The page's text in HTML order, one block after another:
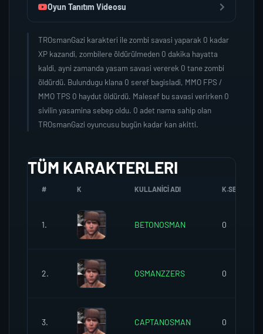
Oyun Tanıtım Videosu
TROsmanGazi karakteri ile zombi savasi yaparak 0 kadar
XP kazandi, zombilere öldürülmeden 0 dakika hayatta
kaldi, ayni zamanda yasam savasi vererek 0 tane zombi
öldürdü. Bulundugu klana 0 seref bagisladi, MMO FPS /
MMO TPS 0 haydut öldürdü. Malesef bu savasi verirken 0
sivilin yasamina sebep oldu. 0 adet nama sahip olan
TROsmanGazi oyuncusu bugün kadar kan akitti.
TÜM KARAKTERLERI
# K KULLANICI ADI K.SEREFI
1. BETONOSMAN 0
2. OSMANZZERS 0
3. CAPTANOSMAN 0